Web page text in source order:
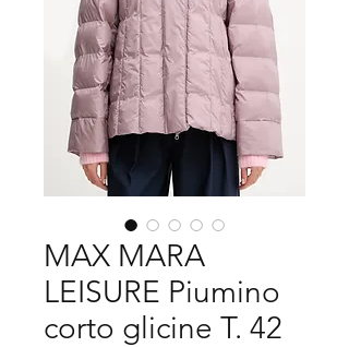
MAX MARA
LEISURE Piumino
corto glicine T. 42